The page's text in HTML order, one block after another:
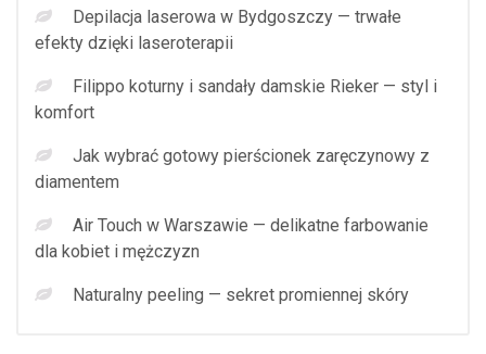
Depilacja laserowa w Bydgoszczy — trwałe
efekty dzięki laseroterapii
Filippo koturny i sandały damskie Rieker — styl i
komfort
Jak wybrać gotowy pierścionek zaręczynowy z
diamentem
Air Touch w Warszawie — delikatne farbowanie
dla kobiet i mężczyzn
Naturalny peeling — sekret promiennej skóry